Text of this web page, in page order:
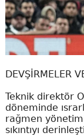
DEVŞİRMELER
Teknik direktör
döneminde
rağmen
sıkıntıyı